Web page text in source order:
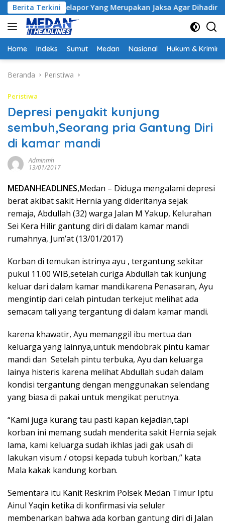
Langsung
ke
konten
Berita Terkini
Pelapor Yang Merupakan Jaksa Agar Dihadirkan
Home Indeks Sumut Medan Nasional Hukum &
Beranda Peristiwa
Peristiwa
Depresi penyakit kunjung
sembuh,Seorang pria Gantung Diri
di kamar mandi
Adminmh
13/01/2017
MEDANHEADLINES,Medan – Diduga mengalami depresi
berat akibat sakit Hernia yang dideritanya sejak
remaja, Abdullah (32) warga Jalan M Yakup, Kelurahan
Sei Kera Hilir gantung diri di dalam kamar mandi
rumahnya, Jum’at (13/01/2017)
Korban di temukan istrinya ayu , tergantung sekitar
pukul 11.00 WIB,setelah curiga Abdullah tak kunjung
keluar dari dalam kamar mandi.karena Penasaran, Ayu
mengintip dari celah pintudan terkejut melihat ada
semacam tali yang tergantung di dalam kamar mandi.
karena khawatir, Ayu memanggil ibu mertua dan
keluarga yang lainnya,untuk mendobrak pintu kamar
mandi dan Setelah pintu terbuka, Ayu dan keluarga
lainya histeris karena melihat Abdullah sudah dalam
kondisi tergantung dengan menggunakan selendang
yang biasa di pakai untuk mengikat perutnya.
“Kami juga kurang tau pasti kapan kejadian,tapi
korban ini memang sudah menderita sakit Hernia sejak
lama, kami keluarga sudah ikhlas jadi gak usah di
lakukan visum / otopsi kepada tubuh korban,” kata
Mala kakak kandung korban.
Sementara itu Kanit Reskrim Polsek Medan Timur Iptu
Ainul Yaqin ketika di konfirmasi via seluler
membenarkan bahwa ada korban gantung diri di Jalan